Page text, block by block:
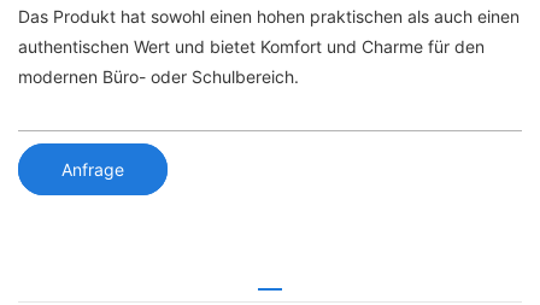
Das Produkt hat sowohl einen hohen praktischen als auch einen
authentischen Wert und bietet Komfort und Charme für den
modernen Büro- oder Schulbereich.
Anfrage